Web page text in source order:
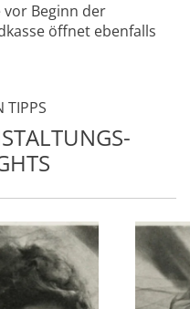
vor Beginn der
öffnet ebenfalls
TIPPS